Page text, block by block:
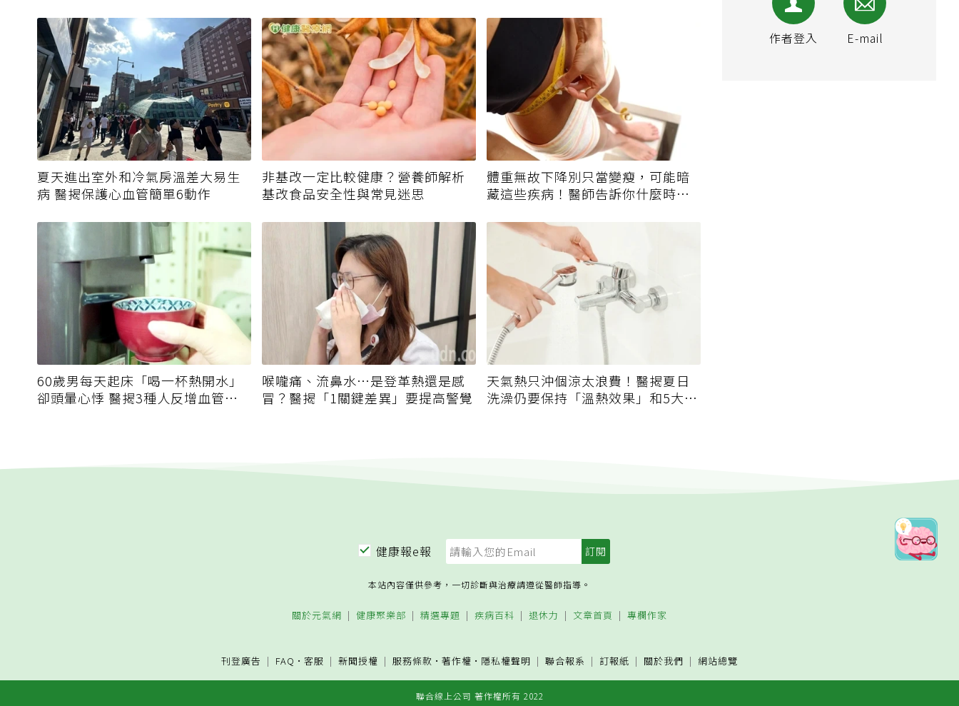
作者登入 E-mail
夏天進出室外和冷氣房溫差大易生
病 醫揭保護心血管簡單6動作
非基改一定比較健康？營養師解析
基改食品安全性與常見迷思
體重無故下降別只當變瘦，可能暗
藏這些疾病！醫師告訴你什麼時候
60歲男每天起床「喝一杯熱開水」
卻頭暈心悸 醫揭3種人反增血管負
喉嚨痛、流鼻水⋯是登革熱還是感
冒？醫揭「1關鍵差異」要提高警覺
天氣熱只沖個涼太浪費！醫揭夏日
洗澡仍要保持「溫熱效果」和5大錯
健康報e報
本站內容僅供參考，一切診斷與治療請遵從醫師指導。
關於元氣網 健康聚樂部 精選專題 疾病百科 退休力 文章首頁 專欄作家
刊登廣告 FAQ · 客服 新聞授權 服務條款 · 著作權 · 隱私權聲明 聯合報系 訂報紙 關於我們 網站總覽
聯合線上公司 著作權所有 2022